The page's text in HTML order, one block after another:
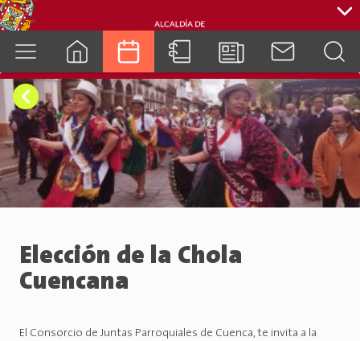
cuenca.gob.ec
Elección de la Chola
Cuencana
El Consorcio de Juntas Parroquiales de Cuenca, te invita a la